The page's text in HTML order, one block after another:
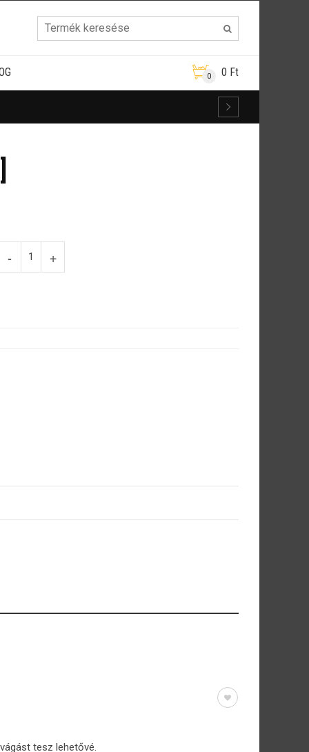
0 0 Ft
tesz lehetővé.